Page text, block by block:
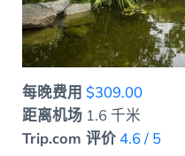
每晚费用 $309.00
距离机场1.6 千米
Trip.com 评价 4.6 / 5